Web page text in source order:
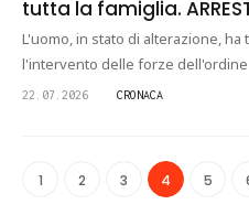
tutta la famiglia.
L'uomo, in stato di alterazione, ha
l'intervento delle forze dell'ordine
22.07.2026 CRONACA
1 2 3 4 5